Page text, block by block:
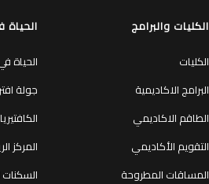
الكليات والبرامج
الكليات
البرامج الاكاديمية
الطاقم الاكاديمي
التقويم الأكاديمي
المساقات المطروحة
الحياة
جولة
المركز
السكنات